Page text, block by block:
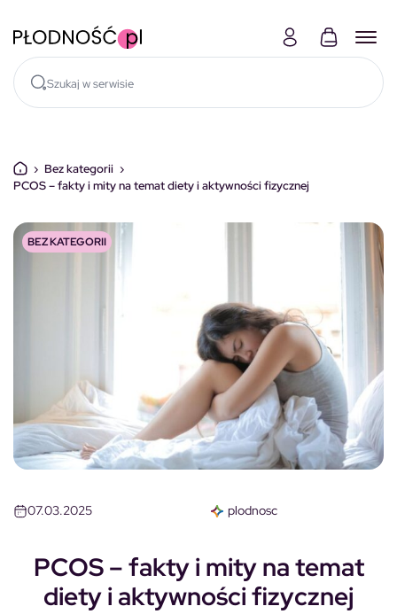
› Bez kategorii ›
PCOS – fakty i mity na temat diety i aktywności fizycznej
BEZ KATEGORII
07.03.2025 plodnosc
PCOS – fakty i mity na temat
diety i aktywności fizycznej